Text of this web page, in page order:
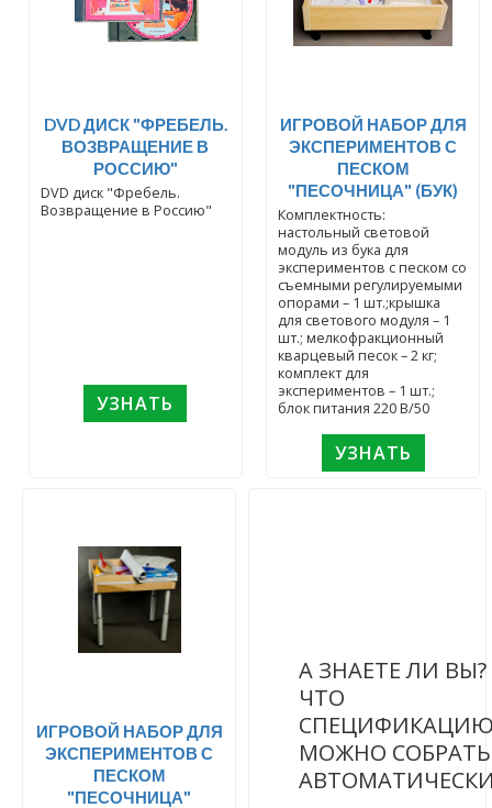
DVD ДИСК "ФРЕБЕЛЬ.
ВОЗВРАЩЕНИЕ В
РОССИЮ"
DVD диск "Фребель.
Возвращение в Россию"
УЗНАТЬ
ИГРОВОЙ НАБОР ДЛЯ
ЭКСПЕРИМЕНТОВ С
ПЕСКОМ
"ПЕСОЧНИЦА" (БУК)
Комплектность:
настольный световой
модуль из бука для
экспериментов с песком со
съемными регулируемыми
опорами – 1 шт.;крышка
для светового модуля – 1
шт.; мелкофракционный
кварцевый песок – 2 кг;
комплект для
экспериментов – 1 шт.;
блок питания 220 В/50
УЗНАТЬ
ИГРОВОЙ НАБОР ДЛЯ
ЭКСПЕРИМЕНТОВ С
ПЕСКОМ
"ПЕСОЧНИЦА"
А ЗНАЕТЕ ЛИ ВЫ?
ЧТО
МОЖНО СОБРАТЬ